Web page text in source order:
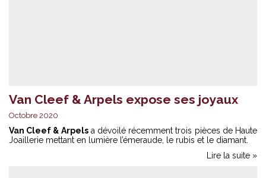
Van Cleef & Arpels expose ses joyaux
Octobre 2020
Van Cleef & Arpelsa dévoilé récemment trois pièces de Haute
Joaillerie mettant en lumière l’émeraude, le rubis et le diamant.
Lire la suite »